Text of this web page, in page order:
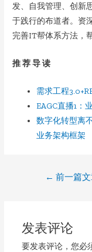
发、自我管理、创新
于践行的布道者。资
完善IT帮体系方法，
推 荐 导 读
需求工程
EAGC直播1：
数字化转型离
业务架构框架
航
← 前一篇
发表评论
要发表评论，您必